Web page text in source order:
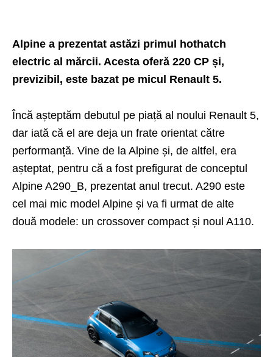
Alpine a prezentat astăzi primul hothatch
electric al mărcii. Acesta oferă 220 CP și,
previzibil, este bazat pe micul Renault 5.
Încă așteptăm debutul pe piață al noului Renault 5,
dar iată că el are deja un frate orientat către
performanță. Vine de la Alpine și, de altfel, era
așteptat, pentru că a fost prefigurat de conceptul
Alpine A290_B, prezentat anul trecut. A290 este
cel mai mic model Alpine și va fi urmat de alte
două modele: un crossover compact și noul A110.